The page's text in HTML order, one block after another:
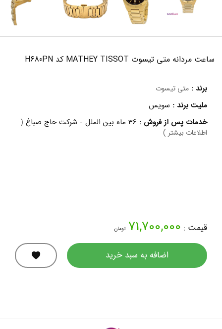
ساعت مردانه متی تیسوت MATHEY TISSOT کد H680PN
برند : متی تیسوت
ملیت برند : سویس
خدمات پس از فروش : 36 ماه بین الملل - شرکت حاج صباغ (
اطلاعات بیشتر )
قیمت : 71,700,000 تومان
اضافه به سبد خرید